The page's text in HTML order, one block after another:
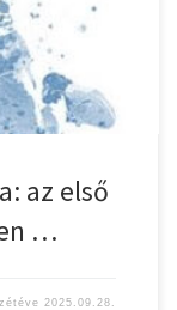
6 (2), Barta
az első
…
2025.09.28.